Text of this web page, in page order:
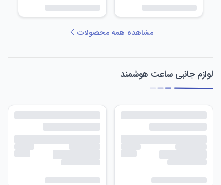
مشاهده همه محصولات
لوازم جانبی ساعت هوشمند